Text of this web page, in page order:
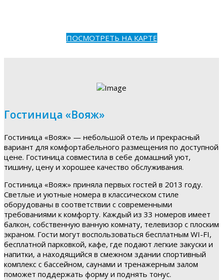
ПОСМОТРЕТЬ НА КАРТЕ
Гостиница «Вояж»
Гостиница «Вояж» — небольшой отель и прекрасный
вариант для комфортабельного размещения по доступной
цене. Гостиница совместила в себе домашний уют,
тишину, цену и хорошее качество обслуживания.
Гостиница «Вояж» приняла первых гостей в 2013 году.
Светлые и уютные номера в классическом стиле
оборудованы в соответствии с современными
требованиями к комфорту. Каждый из 33 номеров имеет
балкон, собственную ванную комнату, телевизор с плоским
экраном. Гости могут воспользоваться бесплатным WI-FI,
бесплатной парковкой, кафе, где подают легкие закуски и
напитки, а находящийся в смежном здании спортивный
комплекс с бассейном, саунами и тренажерным залом
поможет поддержать форму и поднять тонус.